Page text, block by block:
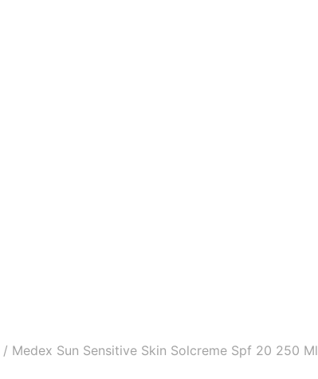
/ Medex Sun Sensitive Skin Solcreme Spf 20 250 Ml